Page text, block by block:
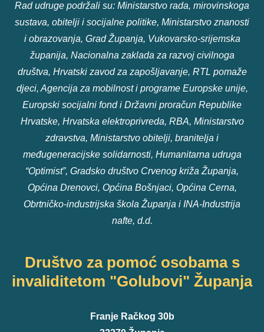
Rad udruge podržali su: Ministarstvo rada, mirovinskoga
sustava, obitelji i socijalne politike, Ministarstvo znanosti
i obrazovanja, Grad Županja, Vukovarsko-srijemska
županija, Nacionalna zaklada za razvoj civilnoga
društva, Hrvatski zavod za zapošljavanje, RTL pomaže
djeci, Agencija za mobilnost i programe Europske unije,
Europski socijalni fond i Državni proračun Republike
Hrvatske, Hrvatska elektroprivreda, RBA, Ministarstvo
zdravstva, Ministarstvo obitelji, branitelja i
međugeneracijske solidarnosti, Humanitarna udruga
“Optimist”, Gradsko društvo Crvenog križa Županja,
Općina Drenovci, Općina Bošnjaci, Općina Cerna,
Obrtničko-industrijska škola Županja i INA-Industrija
nafte, d.d.
Društvo za pomoć osobama s
invaliditetom "Golubovi" Županja
Franje Račkog 30b